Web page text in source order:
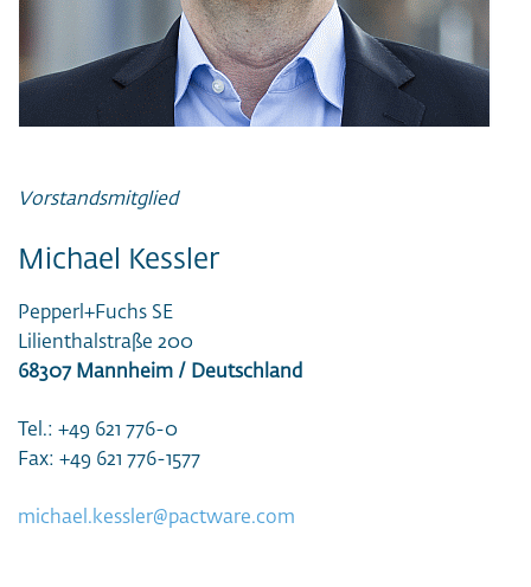
Vorstandsmitglied
Michael Kessler
Pepperl+Fuchs SE
Lilienthalstraße 200
68307 Mannheim / Deutschland
Tel.: +49 621 776-0
Fax: +49 621 776-1577
michael.kessler@pactware.com